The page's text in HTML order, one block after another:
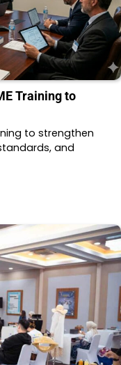
Training to
to strengthen
and